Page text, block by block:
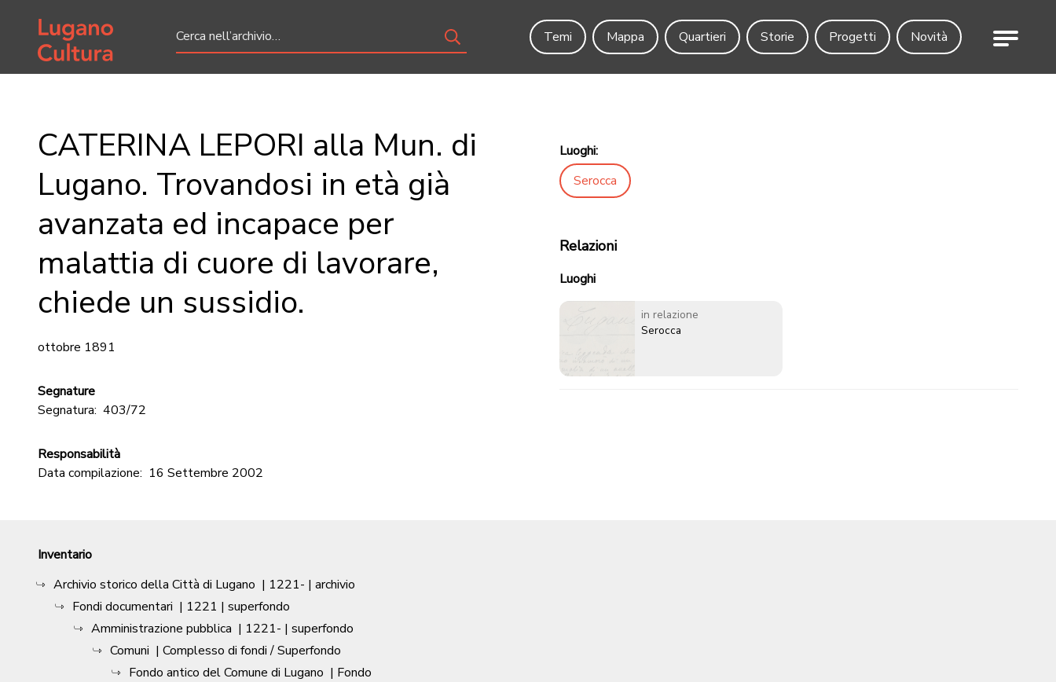
Home page
Temi
Mappa Quartieri Storie Progetti Novità Menu
CATERINA LEPORI alla Mun. di
Lugano. Trovandosi in età già
avanzata ed incapace per
malattia di cuore di lavorare,
chiede un sussidio.
ottobre 1891
Segnature
Segnatura: 403/72
Responsabilità
Data compilazione: 16 Settembre 2002
Luoghi:
Serocca
Relazioni
Luoghi
in relazione
Serocca
Inventario
Archivio storico della Città di Lugano | 1221- | archivio
Fondi documentari | 1221 | superfondo
Amministrazione pubblica | 1221- | superfondo
Comuni | Complesso di fondi / Superfondo
Fondo antico del Comune di Lugano | Fondo